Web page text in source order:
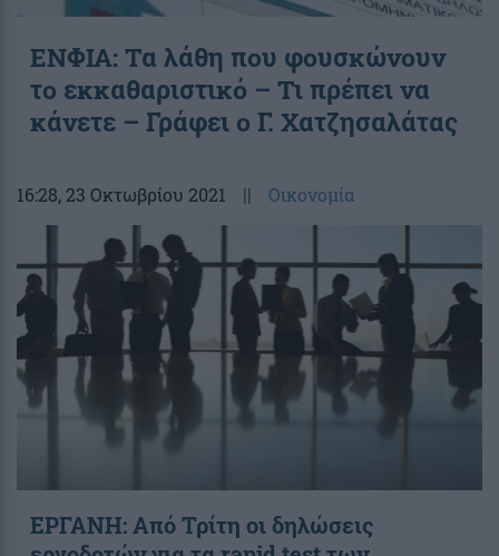
ΕΝΦΙΑ: Τα λάθη που φουσκώνουν
το εκκαθαριστικό – Τι πρέπει να
κάνετε – Γράφει ο Γ. Χατζησαλάτας
16:28, 23 Οκτωβρίου 2021 || Οικονομία
ΕΡΓΑΝΗ: Από Τρίτη οι δηλώσεις